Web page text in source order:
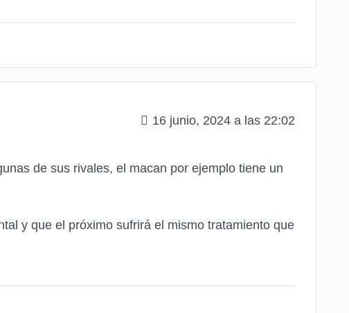
16 junio, 2024 a las 22:02
de sus rivales, el macan por ejemplo tiene un
y que el próximo sufrirá el mismo tratamiento que